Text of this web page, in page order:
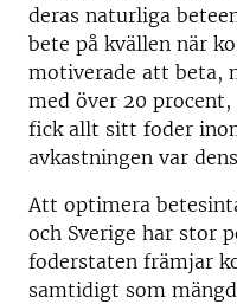
deras naturliga
bete på kvällen när
motiverade att beta,
med över 20
fick allt sitt foder
avkastningen var
Att optimera
och Sverige har stor
foderstaten främjar
samtidigt som